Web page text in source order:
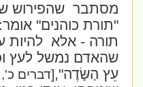
מסתבר שהפירוש
"תורת כוהנים"
תורה - אלא להיות
שהאדם נמשל לעץ
עֵץ הַשָּׂדֶה",[דברים כ',